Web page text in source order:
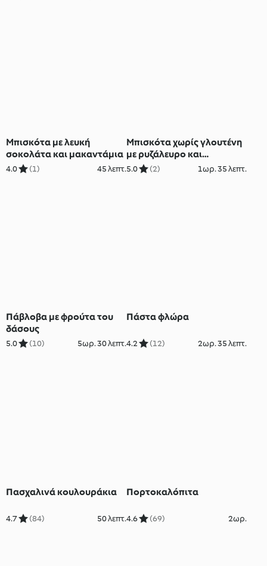
Μπισκότα με λευκή
σοκολάτα και μακαντάμια
4.0 (1) 45 λεπτ.
Μπισκότα χωρίς γλουτένη
με ρυζάλευρο και
σοκολάτα
5.0 (2) 1ωρ. 35 λεπτ.
Πάβλοβα με φρούτα του
δάσους
5.0 (10) 5ωρ. 30 λεπτ.
Πάστα φλώρα
4.2 (12) 2ωρ. 35 λεπτ.
Πασχαλινά κουλουράκια
4.7 (84) 50 λεπτ.
Πορτοκαλόπιτα
4.6 (69) 2ωρ.